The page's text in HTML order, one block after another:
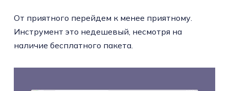
От приятного перейдем к менее приятному.
Инструмент это недешевый, несмотря на
наличие бесплатного пакета.